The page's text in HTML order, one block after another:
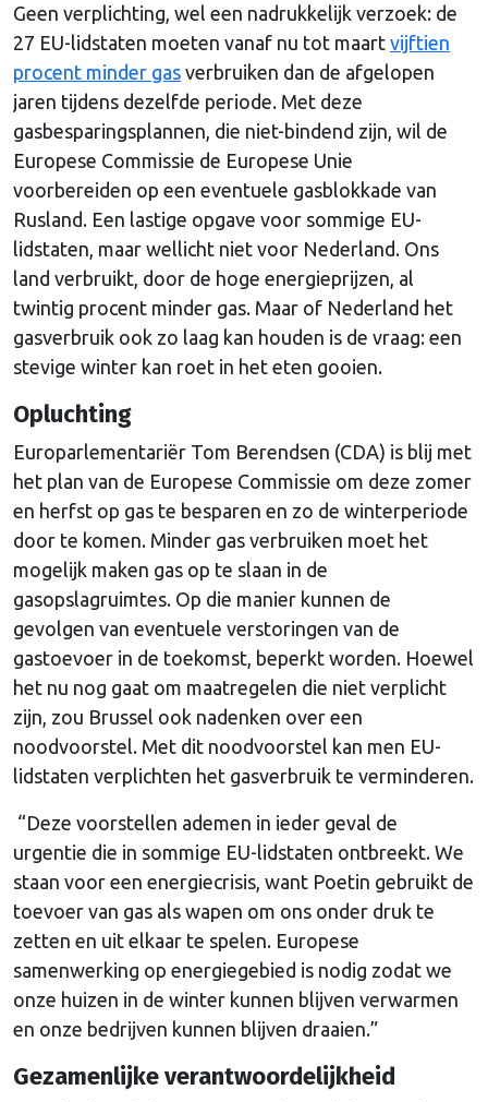
Geen verplichting, wel een nadrukkelijk verzoek: de
27 EU-lidstaten moeten vanaf nu tot maart vijftien
procent minder gas verbruiken dan de afgelopen
jaren tijdens dezelfde periode. Met deze
gasbesparingsplannen, die niet-bindend zijn, wil de
Europese Commissie de Europese Unie
voorbereiden op een eventuele gasblokkade van
Rusland. Een lastige opgave voor sommige EU-
lidstaten, maar wellicht niet voor Nederland. Ons
land verbruikt, door de hoge energieprijzen, al
twintig procent minder gas. Maar of Nederland het
gasverbruik ook zo laag kan houden is de vraag: een
stevige winter kan roet in het eten gooien.
Opluchting
Europarlementariër Tom Berendsen (CDA) is blij met
het plan van de Europese Commissie om deze zomer
en herfst op gas te besparen en zo de winterperiode
door te komen. Minder gas verbruiken moet het
mogelijk maken gas op te slaan in de
gasopslagruimtes. Op die manier kunnen de
gevolgen van eventuele verstoringen van de
gastoevoer in de toekomst, beperkt worden. Hoewel
het nu nog gaat om maatregelen die niet verplicht
zijn, zou Brussel ook nadenken over een
noodvoorstel. Met dit noodvoorstel kan men EU-
lidstaten verplichten het gasverbruik te verminderen.
“Deze voorstellen ademen in ieder geval de
urgentie die in sommige EU-lidstaten ontbreekt. We
staan voor een energiecrisis, want Poetin gebruikt de
toevoer van gas als wapen om ons onder druk te
zetten en uit elkaar te spelen. Europese
samenwerking op energiegebied is nodig zodat we
onze huizen in de winter kunnen blijven verwarmen
en onze bedrijven kunnen blijven draaien.”
Gezamenlijke verantwoordelijkheid